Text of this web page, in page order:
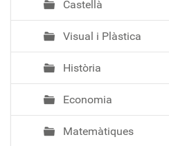
Castellà
Visual i Plàstica
Història
Economia
Matemàtiques